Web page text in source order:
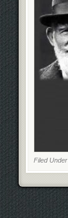
Filed Under